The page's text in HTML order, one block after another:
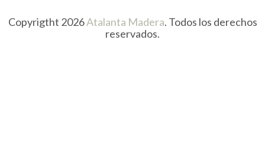
Copyrigtht 2026Atalanta Madera. Todos los derechos
reservados.